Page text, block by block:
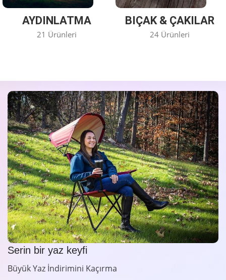
AYDINLATMA
21 Ürünleri
BIÇAK & ÇAKILAR
24 Ürünleri
Serin bir yaz keyfi
Büyük Yaz İndirimini Kaçırma